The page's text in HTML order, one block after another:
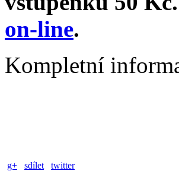
on-line.
Kompletní
g+ sdílet twitter